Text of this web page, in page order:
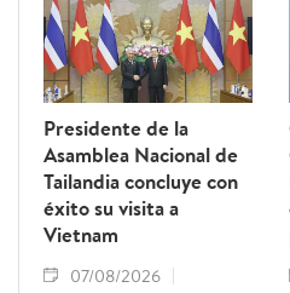
Presidente de la
Asamblea Nacional de
Tailandia concluye con
éxito su visita a
Vietnam
07/08/2026